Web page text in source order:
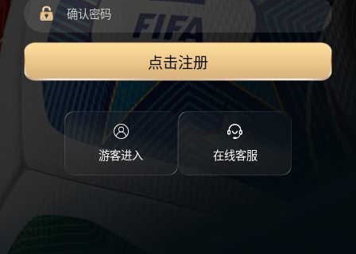
点击注册
游客进入 在线客服